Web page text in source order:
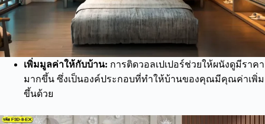
เพิ่มมูลค่าให้กับบ้าน: การติดวอลเปเปอร์ช่วยให้ผนังดูมีราคา
มากขึ้น ซึ่งเป็นองค์ประกอบที่ทำให้บ้านของคุณมีคุณค่าเพิ่ม
ขึ้นด้วย